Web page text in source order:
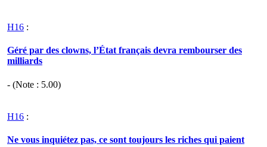
H16 :
Géré par des clowns, l’État français devra rembourser des
milliards
- (Note : 5.00)
H16 :
Ne vous inquiétez pas, ce sont toujours les riches qui paient